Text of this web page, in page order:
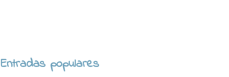
Entradas populares